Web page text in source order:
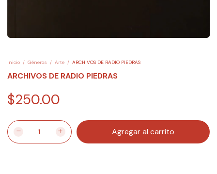
Inicio / Géneros / Arte / ARCHIVOS DE RADIO PIEDRAS
ARCHIVOS DE RADIO PIEDRAS
$250.00